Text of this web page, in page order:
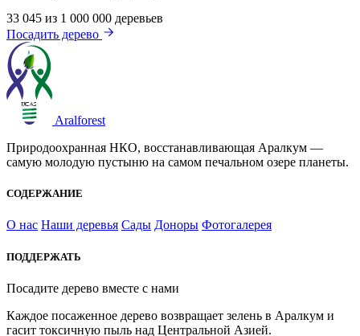
33 045 из 1 000 000 деревьев
Посадить дерево
Aralforest
Природоохранная НКО, восстанавливающая Аралкум —
самую молодую пустыню на самом печальном озере планеты.
СОДЕРЖАНИЕ
О нас Наши деревья Сады Доноры Фотогалерея
ПОДДЕРЖАТЬ
Посадите дерево вместе с нами
Каждое посаженное дерево возвращает зелень в Аралкум и
гасит токсичную пыль над Центральной Азией.